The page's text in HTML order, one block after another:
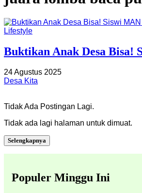
Lifestyle
Buktikan Anak Desa Bisa!
24 Agustus 2025
Desa Kita
Tidak Ada Postingan Lagi.
Tidak ada lagi halaman untuk dimuat.
Selengkapnya
Populer Minggu Ini